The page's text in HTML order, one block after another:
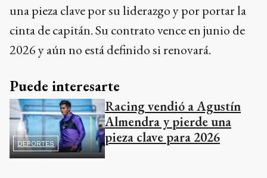
una pieza clave por su liderazgo y por portar la
cinta de capitán. Su contrato vence en junio de
2026 y aún no está definido si renovará.
Puede interesarte
DEPORTES
Racing vendió a Agustín
Almendra y pierde una
pieza clave para 2026